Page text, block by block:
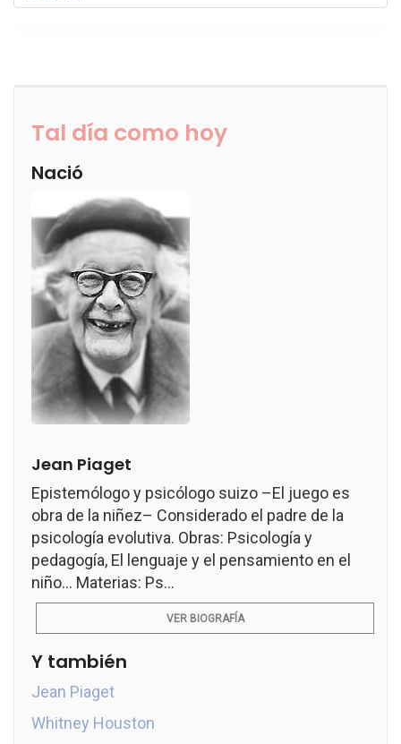
Tal día como hoy
Nació
Jean Piaget
Epistemólogo y psicólogo suizo –El juego es
obra de la niñez– Considerado el padre de la
psicología evolutiva. Obras: Psicología y
pedagogía, El lenguaje y el pensamiento en el
niño... Materias: Ps...
VER BIOGRAFÍA
Y también
Jean Piaget
Whitney Houston